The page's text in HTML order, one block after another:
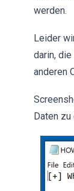
werden.
Leider
darin,
anderen
Daten